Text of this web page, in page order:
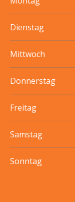
Dienstag
Mittwoch
Donnerstag
Freitag
Samstag
Sonntag